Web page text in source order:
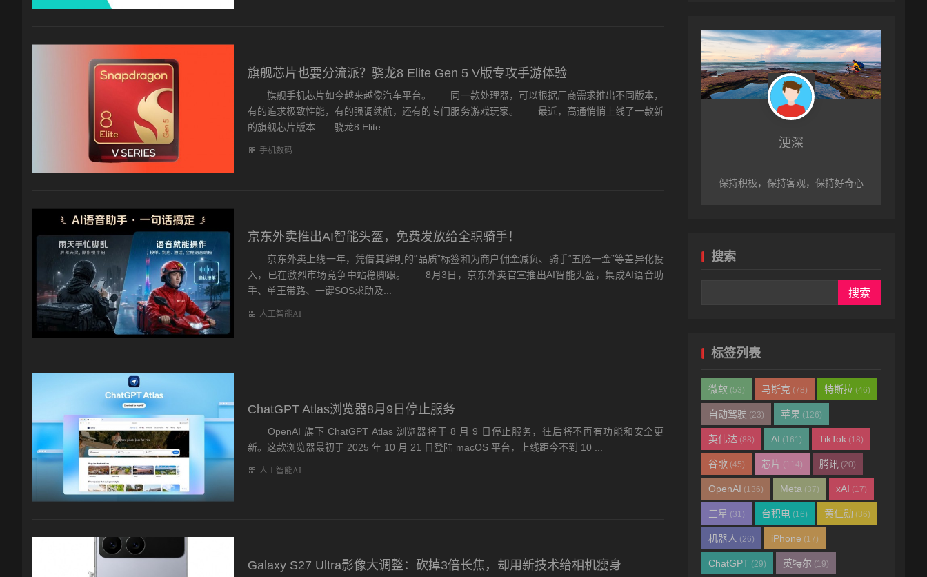
旗舰芯片也要分流派？骁龙8 Elite Gen 5 V版专攻手游体验
旗舰手机芯片如今越来越像汽车平台。 同一款处理器，可以根据厂商需求推出不同版本，
有的追求极致性能，有的强调续航，还有的专门服务游戏玩家。 最近，高通悄悄上线了一款新
的旗舰芯片版本——骁龙8 Elite ...
手机数码
京东外卖推出AI智能头盔，免费发放给全职骑手！
京东外卖上线一年，凭借其鲜明的“品质”标签和为商户佣金减负、骑手“五险一金”等差异化投
入，已在激烈市场竞争中站稳脚跟。 8月3日，京东外卖官宣推出AI智能头盔，集成AI语音助
手、单王带路、一键SOS求助及...
人工智能AI
ChatGPT Atlas浏览器8月9日停止服务
OpenAI 旗下 ChatGPT Atlas 浏览器将于 8 月 9 日停止服务，往后将不再有功能和安全更
新。这款浏览器最初于 2025 年 10 月 21 日登陆 macOS 平台，上线距今不到 10 ...
人工智能AI
Galaxy S27 Ultra影像大调整：砍掉3倍长焦，却用新技术给相机瘦身
浭深
保持积极，保持客观，保持好奇心
搜索
标签列表
微软 (53) 马斯克 (78) 特斯拉 (46)
自动驾驶 (23) 苹果 (126)
英伟达 (88) AI (161) TikTok (18)
谷歌 (45) 芯片 (114) 腾讯 (20)
OpenAI (136) Meta (37) xAI (17)
三星 (31) 台积电 (16) 黄仁勋 (36)
机器人 (26) iPhone (17)
ChatGPT (29) 英特尔 (19)